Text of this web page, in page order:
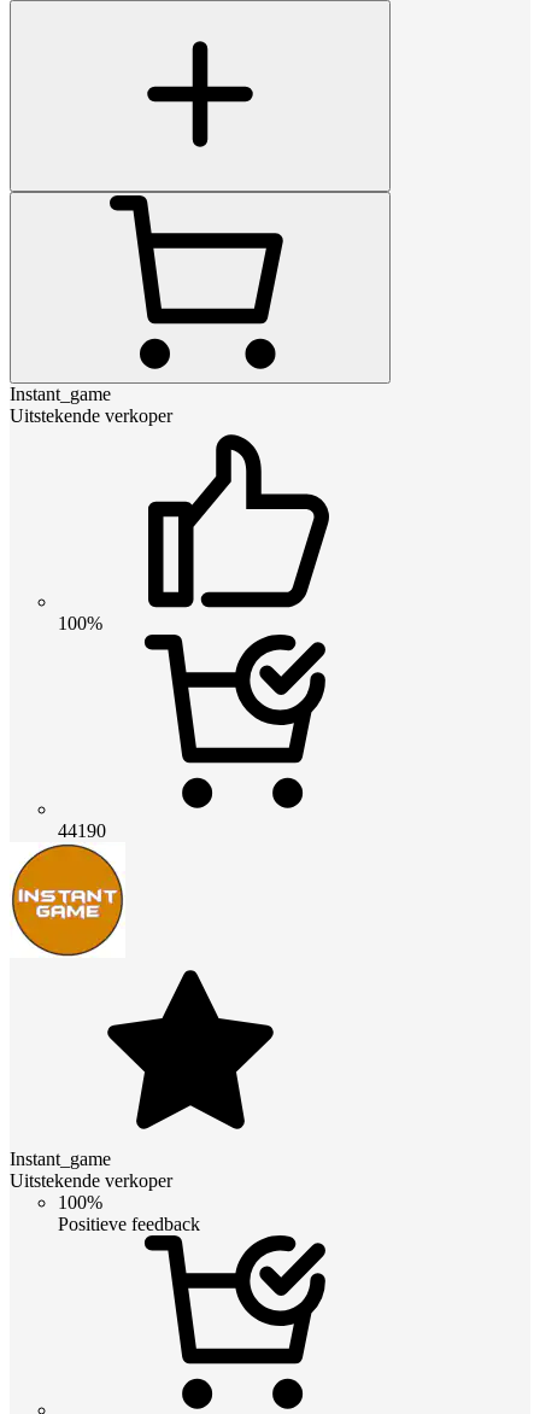
Instant_game
Uitstekende verkoper
100%
44190
Instant_game
Uitstekende verkoper
100%
Positieve feedback